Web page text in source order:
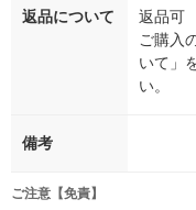
返品について
返品可
ご購入
いて」
い。
備考
ご注意【免責】